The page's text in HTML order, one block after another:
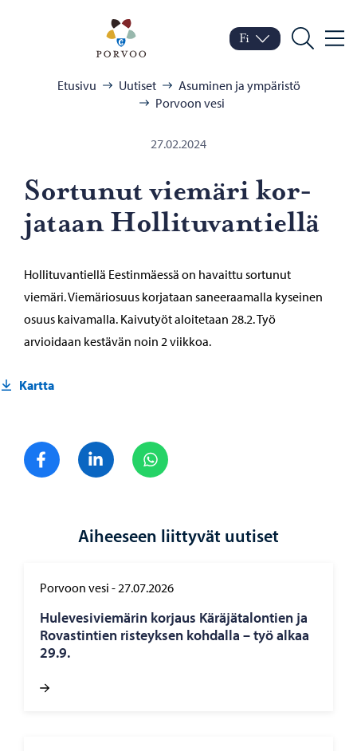
Porvoo – Siirry
Vaihda kieltä
Nykyinen kieli: Suomi
Fi
Hae
Etusivu Uutiset
Asuminen ja ympäristö
Porvoon vesi
27.02.2024
Sor­tu­nut vie­mä­ri kor­
ja­taan Hol­li­tu­van­tiel­lä
Hollituvantiellä Eestinmäessä on havaittu sortunut
viemäri. Viemäriosuus korjataan saneeraamalla kyseinen
osuus kaivamalla. Kaivutyöt aloitetaan 28.2. Työ
arvioidaan kestävän noin 2 viikkoa.
Kartta
Jaa FacebookJaa LinkedIn
Aiheeseen liittyvät uutiset
Porvoon vesi -27.07.2026
Hu­le­ve­si­vie­mä­rin kor­jaus Kä­rä­jä­ta­lon­tien ja
Ro­vas­tin­tien ris­teyk­sen koh­dal­la – työ alkaa
29.9.